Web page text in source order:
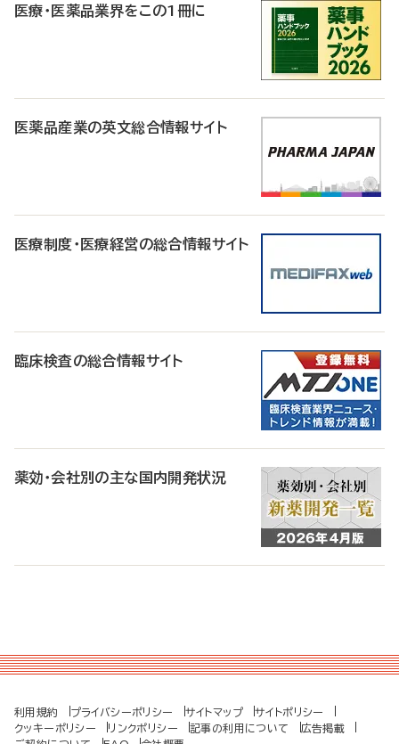
医療・医薬品業界をこの1冊に
医薬品産業の英文総合情報サイト
医療制度・医療経営の総合情報サイト
臨床検査の総合情報サイト
薬効・会社別の主な国内開発状況
利用規約 プライバシーポリシー サイトマップ
サイトポリシー
クッキーポリシー
リンクポリシー 記事の利用について
広告掲載